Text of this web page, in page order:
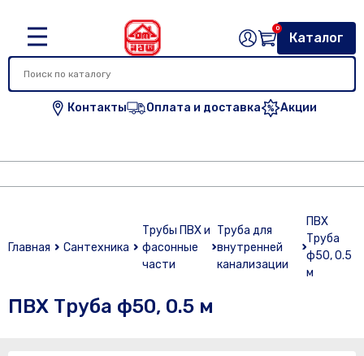
Контакты Оплата и доставка Акции
Каталог
0
Главная Сантехника
Трубы ПВХ и
фасонные
части
Труба для
внутренней
канализации
ПВХ
Труба
ф50, 0.5
м
ПВХ Труба ф50, 0.5 м